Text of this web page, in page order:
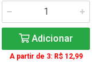
Adicionar
A partir de 3: R$ 12,99